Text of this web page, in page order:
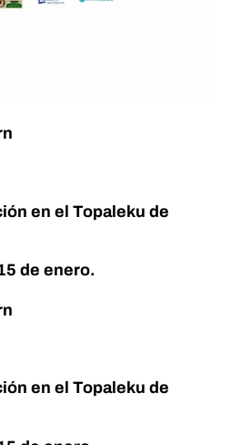
en el Topaleku de
de enero.
en el Topaleku de